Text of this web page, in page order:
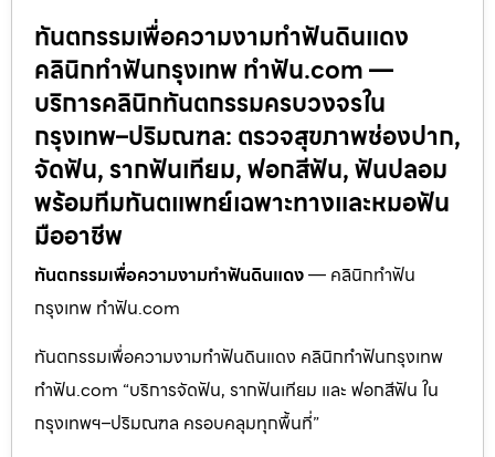
ทันตกรรมเพื่อความงามทำฟันดินแดง
คลินิกทำฟันกรุงเทพ ทำฟัน.com —
บริการคลินิกทันตกรรมครบวงจรใน
กรุงเทพ–ปริมณฑล: ตรวจสุขภาพช่องปาก,
จัดฟัน, รากฟันเทียม, ฟอกสีฟัน, ฟันปลอม
พร้อมทีมทันตแพทย์เฉพาะทางและหมอฟัน
มืออาชีพ
ทันตกรรมเพื่อความงามทำฟันดินแดง— คลินิกทำฟัน
กรุงเทพ ทำฟัน.com
ทันตกรรมเพื่อความงามทำฟันดินแดง คลินิกทำฟันกรุงเทพ
ทำฟัน.com “บริการจัดฟัน, รากฟันเทียม และ ฟอกสีฟัน ใน
กรุงเทพฯ–ปริมณฑล ครอบคลุมทุกพื้นที่”